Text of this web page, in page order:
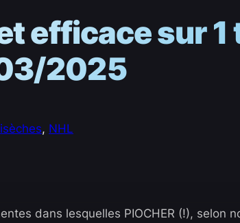
efficace sur
03/2025
, NHL
dans lesquelles PIOCHER (!), selon